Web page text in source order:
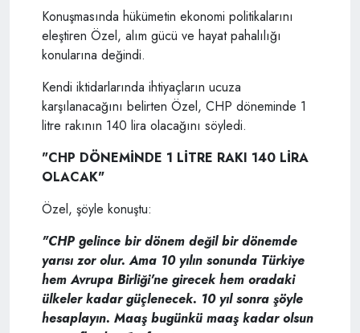
Konuşmasında hükümetin ekonomi politikalarını
eleştiren Özel, alım gücü ve hayat pahalılığı
konularına değindi.
Kendi iktidarlarında ihtiyaçların ucuza
karşılanacağını belirten Özel, CHP döneminde 1
litre rakının 140 lira olacağını söyledi.
"CHP DÖNEMİNDE 1 LİTRE RAKI 140 LİRA
OLACAK"
Özel, şöyle konuştu:
"CHP gelince bir dönem değil bir dönemde
yarısı zor olur. Ama 10 yılın sonunda Türkiye
hem Avrupa Birliği'ne girecek hem oradaki
ülkeler kadar güçlenecek. 10 yıl sonra şöyle
hesaplayın. Maaş bugünkü maaş kadar olsun